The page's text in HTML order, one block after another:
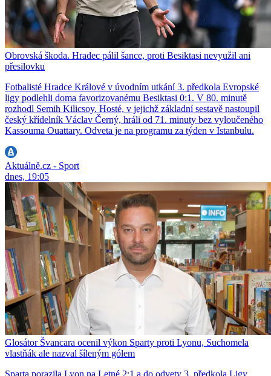
Obrovská škoda. Hradec pálil šance, proti Besiktasi nevyužil ani
přesilovku
Fotbalisté Hradce Králové v úvodním utkání 3. předkola Evropské
ligy podlehli doma favorizovanému Besiktasi 0:1. V 80. minutě
rozhodl Semih Kilicsoy. Hosté, v jejichž základní sestavě nastoupil
český křídelník Václav Černý, hráli od 71. minuty bez vyloučeného
Kassouma Ouattary. Odveta je na programu za týden v Istanbulu.
Aktuálně.cz - Sport
dnes, 19:05
Glosátor Švancara ocenil výkon Sparty proti Lyonu, Suchomela
vlastňák ale nazval šíleným gólem